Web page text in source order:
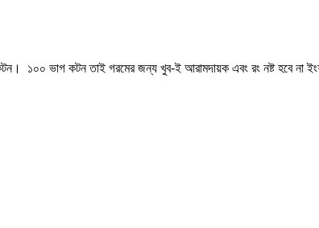
কটন। ১০০ ভাগ কটন তাই গরমের জন্য খুব-ই আরামদায়ক এবং রং নষ্ট হবে না